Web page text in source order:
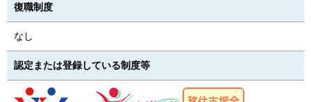
復職制度
なし
認定または登録している制度等